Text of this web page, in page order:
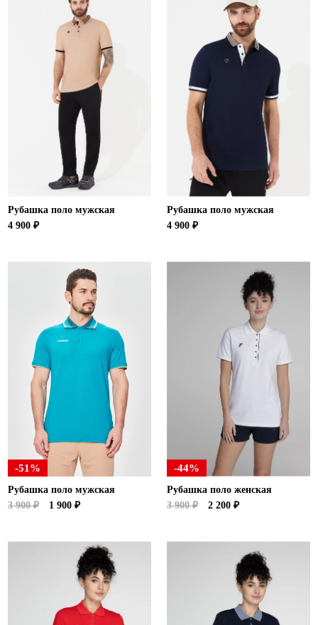
Ханты-Мансийский автономный округ (3)
Челябинская область (2)
Ямало-Ненецкий автономный округ (1)
Ярославская область (1)
Рубашка поло мужская
4 900 ₽
Рубашка поло мужская
4 900 ₽
-51%
Рубашка поло мужская
3 900 ₽
1 900 ₽
-44%
Рубашка поло женская
3 900 ₽
2 200 ₽